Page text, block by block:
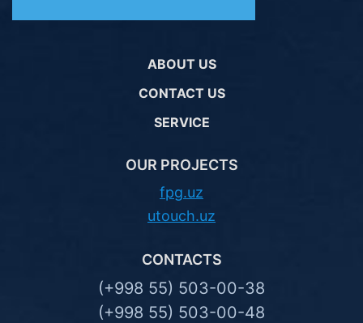
ABOUT US
CONTACT US
SERVICE
OUR PROJECTS
fpg.uz
utouch.uz
CONTACTS
(+998 55) 503-00-38
(+998 55) 503-00-48